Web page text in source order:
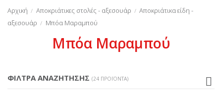
Αρχική Αποκριάτικες στολές - αξεσουάρ
Αποκριάτικα είδη -
αξεσουάρ
Μπόα Μαραμπού
Μπόα Μαραμπού
ΦΙΛΤΡΑ ΑΝΑΖΗΤΗΣΗΣ (24 ΠΡΟΪΌΝΤΑ)